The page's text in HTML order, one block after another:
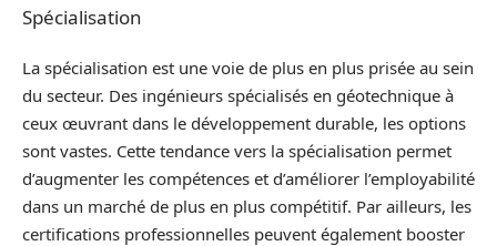
Spécialisation
La spécialisation est une voie de plus en plus prisée au sein
du secteur. Des ingénieurs spécialisés en géotechnique à
ceux œuvrant dans le développement durable, les options
sont vastes. Cette tendance vers la spécialisation permet
d’augmenter les compétences et d’améliorer l’employabilité
dans un marché de plus en plus compétitif. Par ailleurs, les
certifications professionnelles peuvent également booster